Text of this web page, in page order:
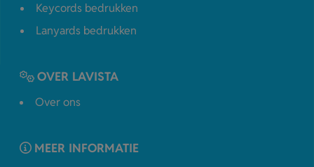
Keycords bedrukken
Lanyards bedrukken
OVER LAVISTA
Over ons
MEER INFORMATIE